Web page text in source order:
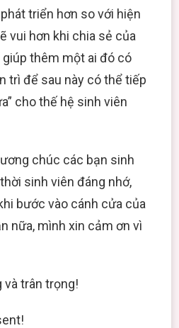
triển hơn so với hiện
vui hơn khi chia sẻ của
thêm một ai đó có
trì để sau này có thể tiếp
cho thế hệ sinh viên
chúc các bạn sinh
sinh viên đáng nhớ,
bước vào cánh cửa của
nữa, mình xin cảm ơn vì
và trân trọng!